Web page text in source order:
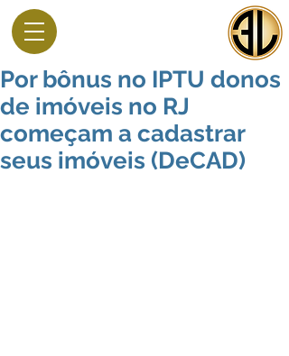
Por bônus no IPTU donos
de imóveis no RJ
começam a cadastrar
seus imóveis (DeCAD)